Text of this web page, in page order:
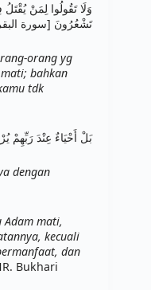
تَشْعُرُونَ [سورة البقرة
orang yg
bahkan
tdk
بَلْ أَحْيَاءٌ عِنْدَ رَبِّهِمْ
dengan
Adam mati,
kecuali
dan
Bukhari